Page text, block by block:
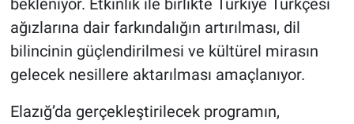
bekleniyor. Etkinlik ile birlikte Türkiye Türkçesi
ağızlarına dair farkındalığın artırılması, dil
bilincinin güçlendirilmesi ve kültürel mirasın
gelecek nesillere aktarılması amaçlanıyor.
Elazığ’da gerçekleştirilecek programın,